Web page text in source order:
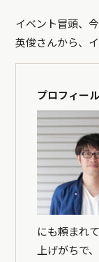
イベント冒頭、
英俊さんから、
プロフィー
にも頼まれ
上げがちで